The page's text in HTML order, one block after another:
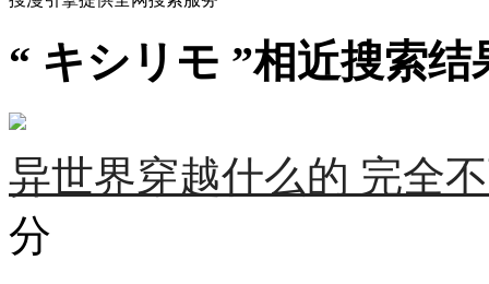
“ キシリモ ”相近搜索结
异世界穿越什么的 完全
分